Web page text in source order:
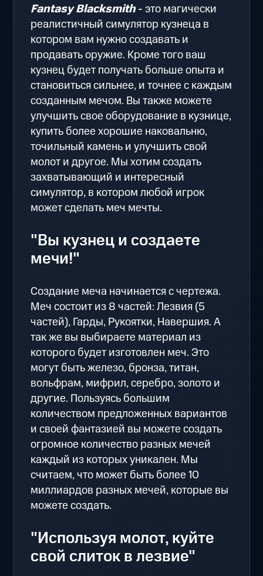
Fantasy Blacksmith- это магически
реалистичный симулятор кузнеца в
котором вам нужно создавать и
продавать оружие. Кроме того ваш
кузнец будет получать больше опыта и
становиться сильнее, и точнее с каждым
созданным мечом. Вы также можете
улучшить свое оборудование в кузнице,
купить более хорошие наковальню,
точильный камень и улучшить свой
молот и другое. Мы хотим создать
захватывающий и интересный
симулятор, в котором любой игрок
может сделать меч мечты.
"Вы кузнец и создаете
мечи!"
Создание меча начинается с чертежа.
Меч состоит из 8 частей: Лезвия (5
частей), Гарды, Рукоятки, Навершия. А
так же вы выбираете материал из
которого будет изготовлен меч. Это
могут быть железо, бронза, титан,
вольфрам, мифрил, серебро, золото и
другие. Пользуясь большим
количеством предложенных вариантов
и своей фантазией вы можете создать
огромное количество разных мечей
каждый из которых уникален. Мы
считаем, что может быть более 10
миллиардов разных мечей, которые вы
можете создать.
"Используя молот, куйте
свой слиток в лезвие"